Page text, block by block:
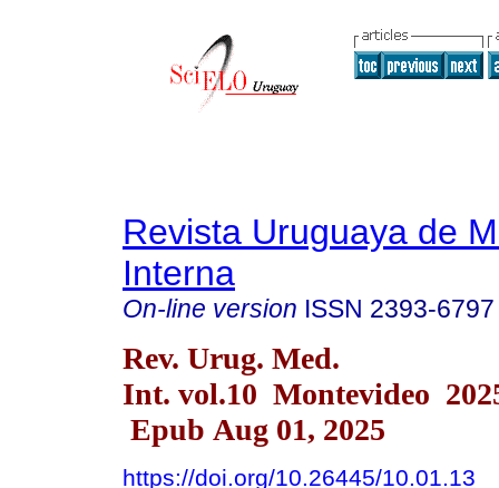
Revista Uruguaya de
Interna
On-line version ISSN 2393-6797
Rev. Urug. Med.
Int. vol.10 Montevideo
Epub Aug 01, 2025
https://doi.org/10.26445/10.01.13